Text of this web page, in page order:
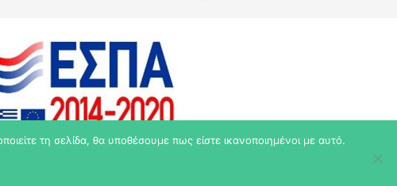
τη σελίδα, θα υποθέσουμε πως είστε ικανοποιημένοι με αυτό.